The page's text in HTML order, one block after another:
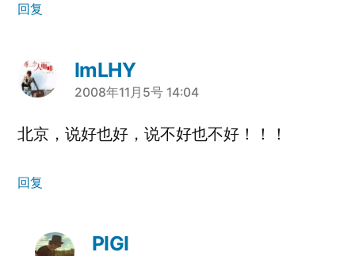
回复
ImLHY
说：
2008年11月5号 14:04
北京，说好也好，说不好也不好！！！
回复
PIGI